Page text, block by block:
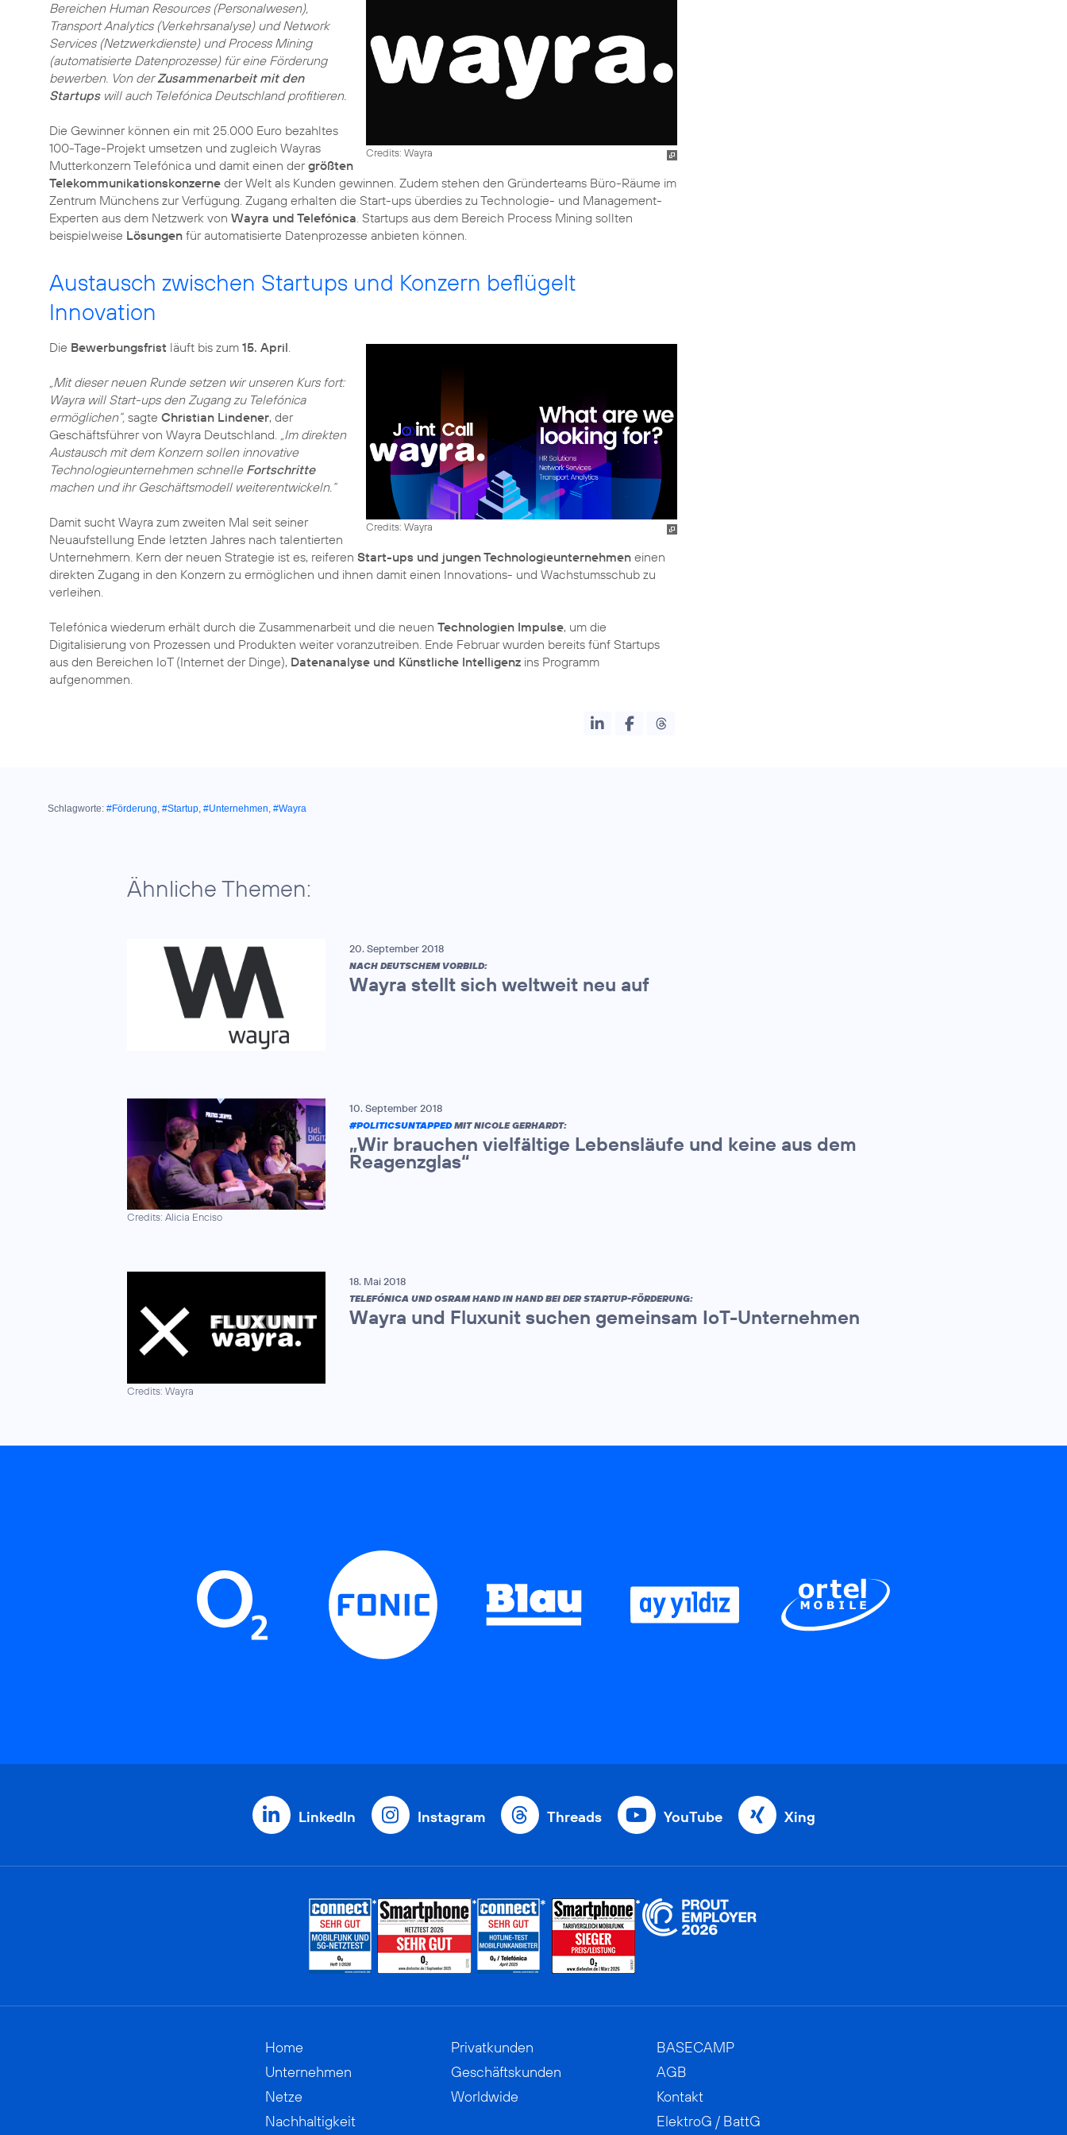
Credits: Wayra
Bereichen Human Resources (Personalwesen),
Transport Analytics (Verkehrsanalyse) und Network
Services (Netzwerkdienste) und Process Mining
(automatisierte Datenprozesse) für eine Förderung
bewerben. Von derZusammenarbeit mit den
Startupswill auch Telefónica Deutschland profitieren.
Die Gewinner können ein mit 25.000 Euro bezahltes
100-Tage-Projekt umsetzen und zugleich Wayras
Mutterkonzern Telefónica und damit einen dergrößten
Telekommunikationskonzerne der Welt als Kunden gewinnen. Zudem stehen den Gründerteams Büro-Räume im
Zentrum Münchens zur Verfügung. Zugang erhalten die Start-ups überdies zu Technologie- und Management-
Experten aus dem Netzwerk von Wayra und Telefónica. Startups aus dem Bereich Process Mining sollten
beispielweise Lösungen für automatisierte Datenprozesse anbieten können.
Austausch zwischen Startups und Konzern beflügelt
Innovation
Credits: Wayra
Die Bewerbungsfrist läuft bis zum 15. April.
„Mit dieser neuen Runde setzen wir unseren Kurs fort:
Wayra will Start-ups den Zugang zu Telefónica
ermöglichen“, sagte Christian Lindener, der
Geschäftsführer von Wayra Deutschland. „Im direkten
Austausch mit dem Konzern sollen innovative
Technologieunternehmen schnelle Fortschritte
machen und ihr Geschäftsmodell weiterentwickeln.“
Damit sucht Wayra zum zweiten Mal seit seiner
Neuaufstellung Ende letzten Jahres nach talentierten
Unternehmern. Kern der neuen Strategie ist es, reiferen Start-ups und jungen Technologieunternehmen einen
direkten Zugang in den Konzern zu ermöglichen und ihnen damit einen Innovations- und Wachstumsschub zu
verleihen.
Telefónica wiederum erhält durch die Zusammenarbeit und die neuen Technologien Impulse, um die
Digitalisierung von Prozessen und Produkten weiter voranzutreiben. Ende Februar wurden bereits fünf Startups
aus den Bereichen IoT (Internet der Dinge), Datenanalyse und Künstliche Intelligenz ins Programm
aufgenommen.
Schlagworte: #Förderung, #Startup, #Unternehmen, #Wayra
Ähnliche Themen:
20. September 2018
NACH DEUTSCHEM VORBILD:
Wayra stellt sich weltweit neu auf
Credits: Alicia Enciso
10. September 2018
#POLITICSUNTAPPEDMIT NICOLE GERHARDT:
„Wir brauchen vielfältige Lebensläufe und keine aus dem
Reagenzglas“
Credits: Wayra
18. Mai 2018
TELEFÓNICA UND OSRAM HAND IN HAND BEI DER STARTUP-FÖRDERUNG:
Wayra und Fluxunit suchen gemeinsam IoT-Unternehmen
LinkedIn Instagram Threads YouTube Xing
Home
Unternehmen
Netze
Nachhaltigkeit
Privatkunden
Geschäftskunden
Worldwide
BASECAMP
AGB
Kontakt
ElektroG / BattG